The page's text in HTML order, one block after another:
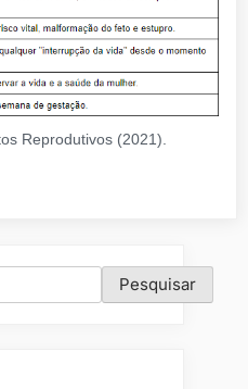
Reprodutivos (2021).
Pesquisar